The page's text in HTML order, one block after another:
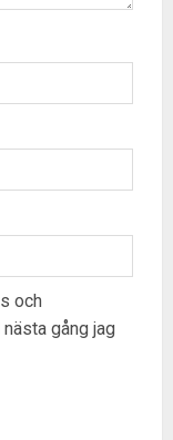
och
gång jag